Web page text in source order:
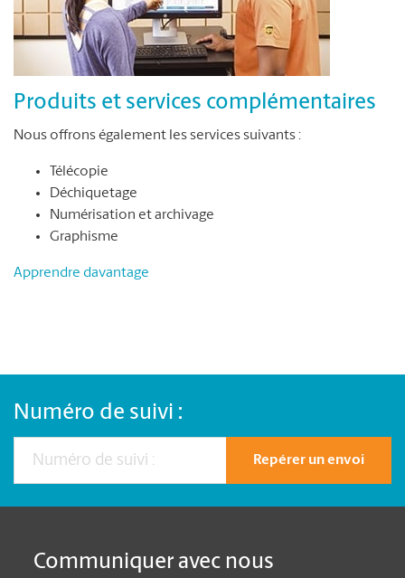
Produits et services complémentaires
Nous offrons également les services suivants :
Télécopie
Déchiquetage
Numérisation et archivage
Graphisme
Apprendre davantage
Numéro de suivi :
Repérer un envoi
Communiquer avec nous